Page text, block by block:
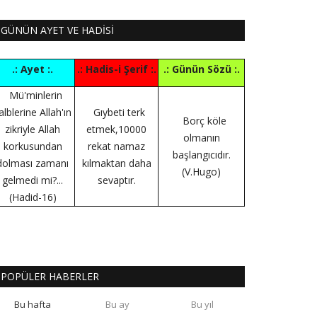
GÜNÜN AYET VE HADİSİ
.: Ayet :. .: Hadis-i Şerif :.
.: Günün Sözü :.
Mü'minlerin
Allah'ın
zikriyle Allah
korkusundan
zamanı
gelmedi mi?...
(Hadid-16)
Gıybeti terk
etmek,10000
rekat namaz
kılmaktan daha
sevaptır.
Borç köle
olmanın
başlangıcıdır.
(V.Hugo)
POPÜLER HABERLER
Bu hafta Bu ay Bu yıl